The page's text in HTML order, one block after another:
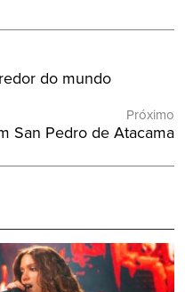
do mundo
Próximo
San Pedro de Atacama